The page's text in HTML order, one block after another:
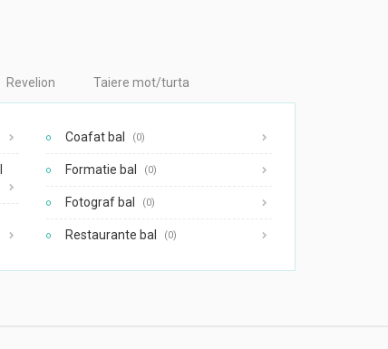
Revelion Taiere mot/turta
Coafat bal (0)
Formatie bal (0)
Fotograf bal (0)
Restaurante bal (0)